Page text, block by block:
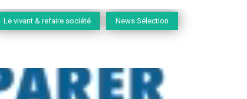
Le vivant & refaire société News Sélection